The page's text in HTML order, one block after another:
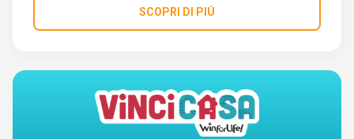
SCOPRI DI PIÚ